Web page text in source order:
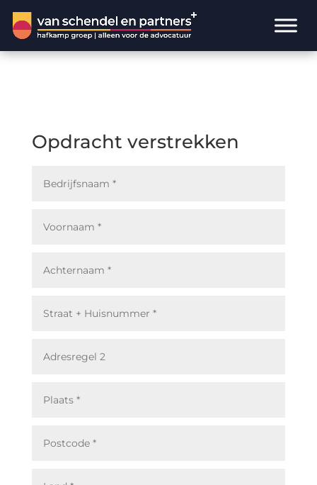
Opdracht verstrekken